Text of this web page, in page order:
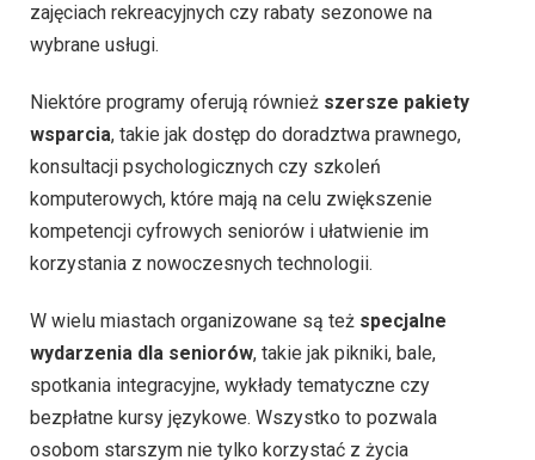
zajęciach rekreacyjnych czy rabaty sezonowe na
wybrane usługi.
Niektóre programy oferują również szersze pakiety
wsparcia, takie jak dostęp do doradztwa prawnego,
konsultacji psychologicznych czy szkoleń
komputerowych, które mają na celu zwiększenie
kompetencji cyfrowych seniorów i ułatwienie im
korzystania z nowoczesnych technologii.
W wielu miastach organizowane są też specjalne
wydarzenia dla seniorów, takie jak pikniki, bale,
spotkania integracyjne, wykłady tematyczne czy
bezpłatne kursy językowe. Wszystko to pozwala
osobom starszym nie tylko korzystać z życia